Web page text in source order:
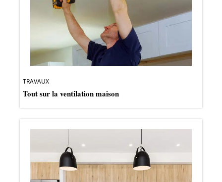
TRAVAUX
Tout sur la ventilation maison